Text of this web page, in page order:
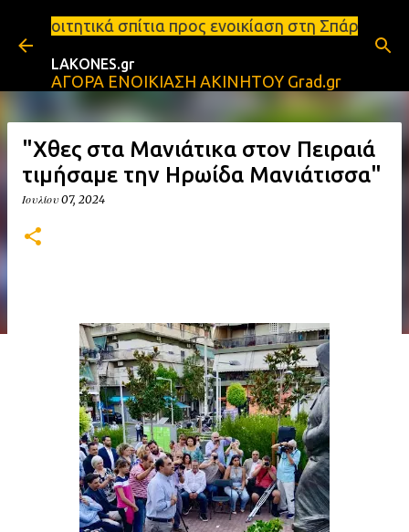
Μετάβαση στο κύριο περιεχόμενο
προς ενοικίαση στη Σπάρτη Ενοικιάσεις
LAKONES.gr
ΑΓΟΡΑ ΕΝΟΙΚΙΑΣΗ ΑΚΙΝΗΤΟΥ Grad.gr
"Χθες στα Μανιάτικα στον Πειραιά
τιμήσαμε την Ηρωίδα Μανιάτισσα"
Ιουλίου 07, 2024